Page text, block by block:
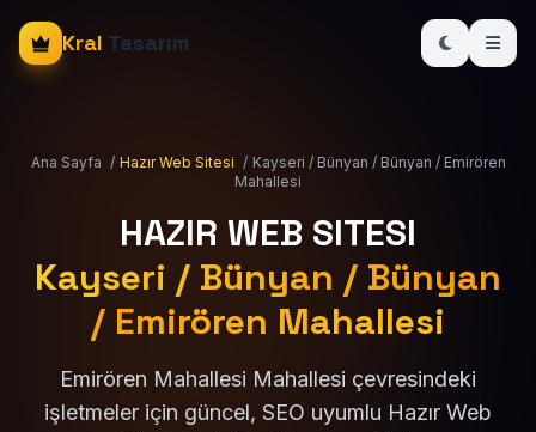
Kral Tasarım
Ana Sayfa / Hazır Web Sitesi / Kayseri / Bünyan / Bünyan / Emirören
Mahallesi
HAZIR WEB SITESI
Kayseri / Bünyan / Bünyan
/ Emirören Mahallesi
Emirören Mahallesi Mahallesi çevresindeki
işletmeler için güncel, SEO uyumlu Hazır Web